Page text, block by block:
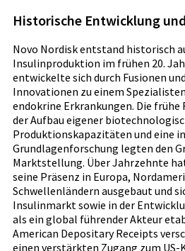
Historische Entwicklung
Novo Nordisk entstand historisch
Insulinproduktion im frühen 20.
entwickelte sich durch Fusionen
Innovationen zu einem
endokrine Erkrankungen. Die frühe
der Aufbau eigener
Produktionskapazitäten und eine
Grundlagenforschung legten den
Marktstellung. Über Jahrzehnte
seine Präsenz in Europa,
Schwellenländern ausgebaut und
Insulinmarkt sowie in der
als ein global führender Akteur
American Depositary Receipts
einen verstärkten Zugang zum